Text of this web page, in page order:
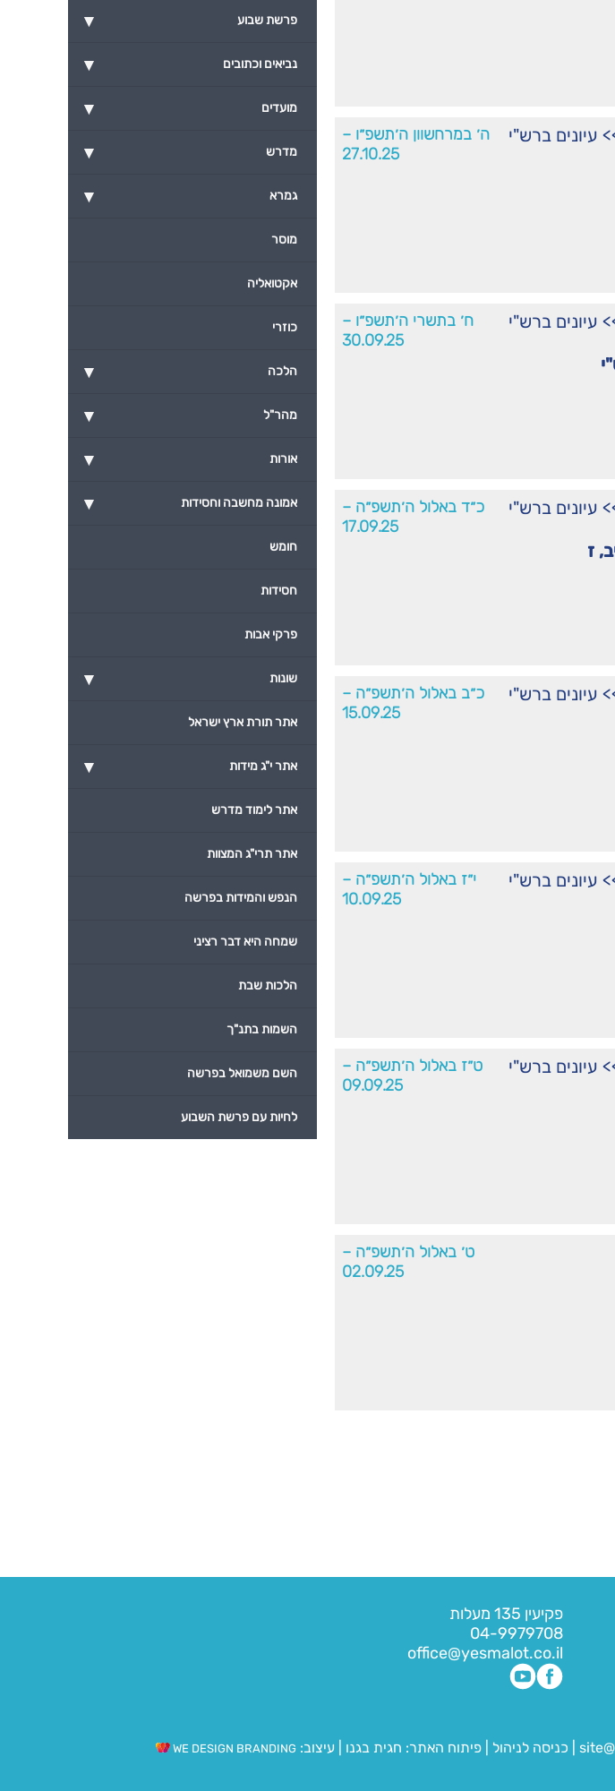
עיונים ברש"י
ה׳ במרחשוון ה׳תשפ״ו –
27.10.25
עיונים ברש"י
ח׳ בתשרי ה׳תשפ״ו –
30.09.25
עיונים ברש"י
ז
כ״ד באלול ה׳תשפ״ה –
17.09.25
עיונים ברש"י
כ״ב באלול ה׳תשפ״ה –
15.09.25
עיונים ברש"י
י״ז באלול ה׳תשפ״ה –
10.09.25
עיונים ברש"י
ט״ז באלול ה׳תשפ״ה –
09.09.25
ט׳ באלול ה׳תשפ״ה –
02.09.25
▾ פרשת שבוע
▾ נביאים וכתובים
▾ מועדים
▾ מדרש
▾ גמרא
מוסר
אקטואליה
כוזרי
▾ הלכה
▾ מהר"ל
▾ אורות
▾ אמונה מחשבה וחסידות
חומש
חסידות
פרקי אבות
▾ שונות
אתר תורת ארץ ישראל
▾ אתר י"ג מידות
אתר לימוד מדרש
אתר תרי"ג המצוות
הנפש והמידות בפרשה
שמחה היא דבר רציני
הלכות שבת
השמות בתנ"ך
השם משמואל בפרשה
לחיות עם פרשת השבוע
פקיעין 135 מעלות
04-9979708
office@yesmalot.co.il
כניסה לניהול פיתוח האתר: חגית בגנו עיצוב: WE DESIGN BRANDING